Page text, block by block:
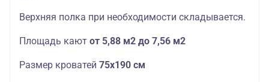
Верхняя полка при необходимости складывается.
Площадь кают от 5,88 м2 до 7,56 м2
Размер кроватей 75х190 см